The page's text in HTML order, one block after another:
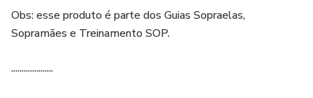
Obs: esse produto é parte dos Guias Sopraelas,
Sopramães e Treinamento SOP.
....................